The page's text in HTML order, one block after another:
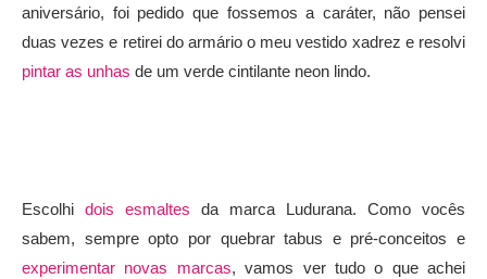
aniversário, foi pedido que fossemos a caráter, não pensei
duas vezes e retirei do armário o meu vestido xadrez e resolvi
pintar as unhas de um verde cintilante neon lindo.
Escolhi dois esmaltes da marca Ludurana. Como vocês
sabem, sempre opto por quebrar tabus e pré-conceitos e
experimentar novas marcas, vamos ver tudo o que achei